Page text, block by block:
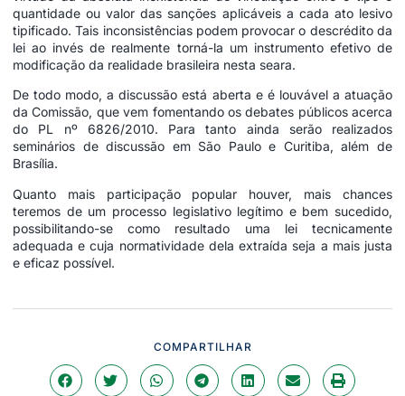
quantidade ou valor das sanções aplicáveis a cada ato lesivo
tipificado. Tais inconsistências podem provocar o descrédito da
lei ao invés de realmente torná-la um instrumento efetivo de
modificação da realidade brasileira nesta seara.
De todo modo, a discussão está aberta e é louvável a atuação
da Comissão, que vem fomentando os debates públicos acerca
do PL nº 6826/2010. Para tanto ainda serão realizados
seminários de discussão em São Paulo e Curitiba, além de
Brasília.
Quanto mais participação popular houver, mais chances
teremos de um processo legislativo legítimo e bem sucedido,
possibilitando-se como resultado uma lei tecnicamente
adequada e cuja normatividade dela extraída seja a mais justa
e eficaz possível.
COMPARTILHAR